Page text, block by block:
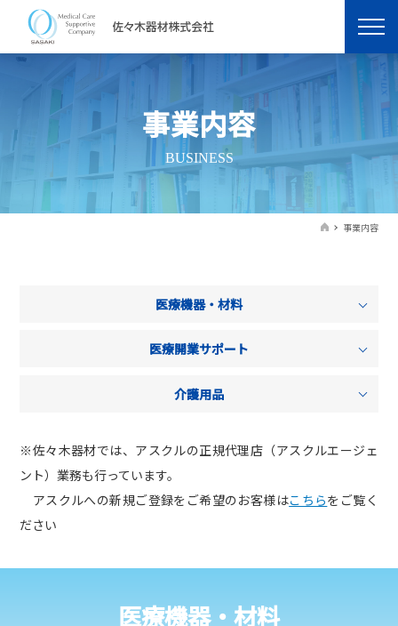
事業内容
BUSINESS
事業内容
医療機器・材料
医療開業サポート
介護用品
※佐々木器材では、アスクルの正規代理店（アスクルエージェ
ント）業務も行っています。
アスクルへの新規ご登録をご希望のお客様はこちらをご覧く
ださい
医療機器・材料